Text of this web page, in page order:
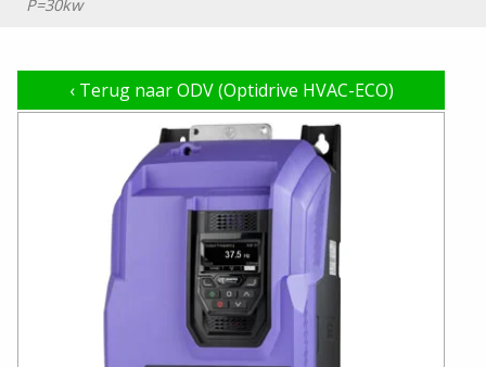
P=30kw
‹Terug naar ODV (Optidrive HVAC-ECO)